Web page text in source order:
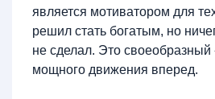
является мотиватором для
решил стать богатым, но
не сделал. Это своеобразный
мощного движения вперед.